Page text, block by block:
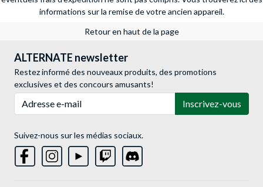
informations sur la remise de votre ancien appareil.
Retour en haut de la page
ALTERNATE newsletter
Restez informé des nouveaux produits, des promotions
exclusives et des concours amusants!
Inscrivez-vous
Suivez-nous sur les médias sociaux.